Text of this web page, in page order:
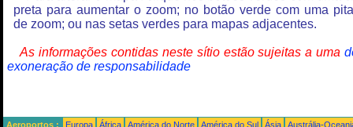
preta para aumentar o zoom; no botão verde com uma
de zoom; ou nas setas verdes para mapas adjacentes.
As informações contidas neste sítio estão sujeitas a uma
exoneração de responsabilidade
Aeroportos : Europa África América do Norte América do Sul Ásia
Austrália-